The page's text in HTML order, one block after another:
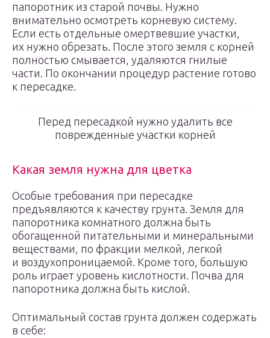
папоротник из старой почвы. Нужно
внимательно осмотреть корневую систему.
Если есть отдельные омертвевшие участки,
их нужно обрезать. После этого земля с корней
полностью смывается, удаляются гнилые
части. По окончании процедур растение готово
к пересадке.
Перед пересадкой нужно удалить все
поврежденные участки корней
Какая земля нужна для цветка
Особые требования при пересадке
предъявляются к качеству грунта. Земля для
папоротника комнатного должна быть
обогащенной питательными и минеральными
веществами, по фракции мелкой, легкой
и воздухопроницаемой. Кроме того, большую
роль играет уровень кислотности. Почва для
папоротника должна быть кислой.
Оптимальный состав грунта должен содержать
в себе: